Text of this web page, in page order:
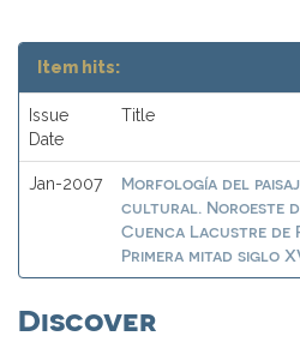
Item hits:
Issue
Date
Title
Jan-2007
Morfología del
cultural. Noroeste
Cuenca Lacustre de
Primera mitad siglo
Discover